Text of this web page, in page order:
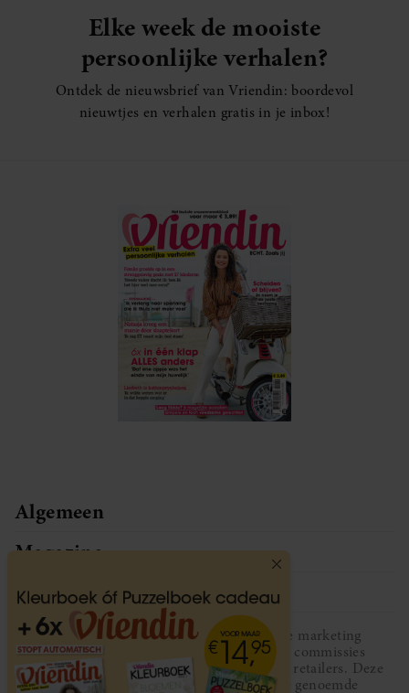
Elke week de mooiste
persoonlijke verhalen?
Ontdek de nieuwsbrief van Vriendin: boordevol
nieuwtjes en verhalen gratis in je inbox!
Algemeen
Magazine
Service
Vriendin participeert in diverse affiliate marketing
programma’s, dat houdt in dat Vriendin commissies
ontvangt voor aankopen middels links van retailers. Deze
website wordt niet gesponsord door de genoemde